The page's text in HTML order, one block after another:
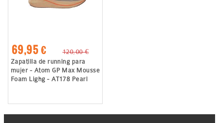
69,95 €
120,00 €
Zapatilla de running para
mujer - Atom GP Max Mousse
Foam Lighg - AT178 Pearl